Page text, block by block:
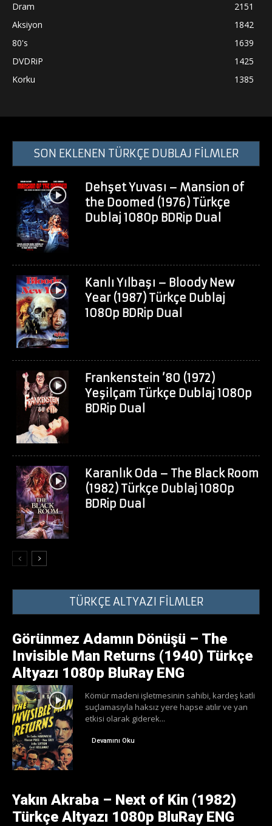
Dram
2151
Aksiyon
1842
80's
1639
DVDRiP
1425
Korku
1385
SON EKLENEN TÜRKÇE DUBLAJ FİLMLER
Dehşet Yuvası – Mansion of
the Doomed (1976) Türkçe
Dublaj 1080p BDRip Dual
Kanlı Yılbaşı – Bloody New
Year (1987) Türkçe Dublaj
1080p BDRip Dual
Frankenstein ’80 (1972)
Yeşilçam Türkçe Dublaj 1080p
BDRip Dual
Karanlık Oda – The Black Room
(1982) Türkçe Dublaj 1080p
BDRip Dual
TÜRKÇE ALTYAZI FİLMLER
Görünmez Adamın Dönüşü – The
Invisible Man Returns (1940) Türkçe
Altyazı 1080p BluRay ENG
Kömür madeni işletmesinin sahibi, kardeş katli
suçlamasıyla haksız yere hapse atılır ve yan
etkisi olarak giderek...
Devamını Oku
Yakın Akraba – Next of Kin (1982)
Türkçe Altyazı 1080p BluRay ENG